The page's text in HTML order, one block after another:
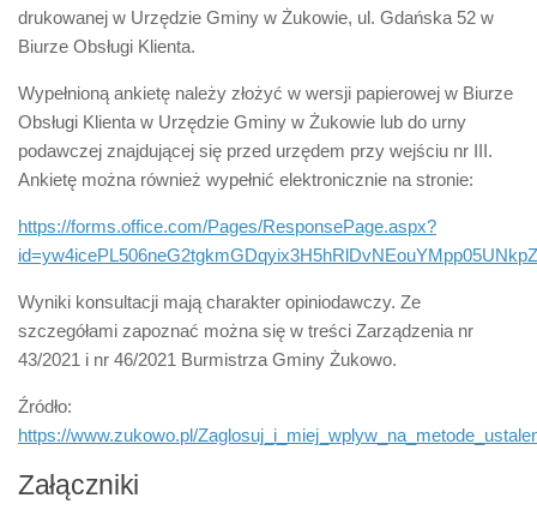
drukowanej w Urzędzie Gminy w Żukowie, ul. Gdańska 52 w
Biurze Obsługi Klienta.
Wypełnioną ankietę należy złożyć w wersji papierowej w Biurze
Obsługi Klienta w Urzędzie Gminy w Żukowie lub do urny
podawczej znajdującej się przed urzędem przy wejściu nr III.
Ankietę można również wypełnić elektronicznie na stronie:
https://forms.office.com/Pages/ResponsePage.aspx?
Wyniki konsultacji mają charakter opiniodawczy. Ze
szczegółami zapoznać można się w treści Zarządzenia nr
43/2021 i nr 46/2021 Burmistrza Gminy Żukowo.
Źródło:
https://www.zukowo.pl/
Załączniki